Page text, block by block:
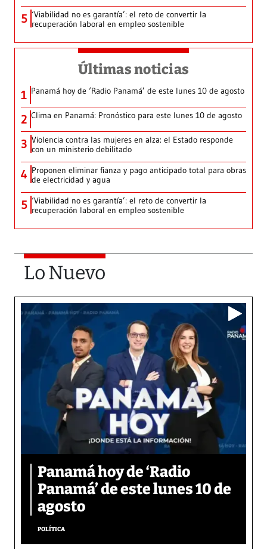
5 ‘Viabilidad no es garantía’: el reto de convertir la
recuperación laboral en empleo sostenible
Últimas noticias
1 Panamá hoy de ‘Radio Panamá’ de este lunes 10 de agosto
2 Clima en Panamá: Pronóstico para este lunes 10 de agosto
3 Violencia contra las mujeres en alza: el Estado responde
con un ministerio debilitado
4 Proponen eliminar fianza y pago anticipado total para obras
de electricidad y agua
5 ‘Viabilidad no es garantía’: el reto de convertir la
recuperación laboral en empleo sostenible
Lo Nuevo
Panamá hoy de ‘Radio
Panamá’ de este lunes 10 de
agosto
POLÍTICA